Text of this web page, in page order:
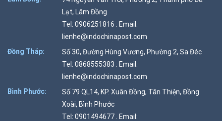
Lạt, Lâm Đồng
Tel: 0906251816 . Email:
lienhe@indochinapost.com
Đồng Tháp:
Số 30, Đường Hùng Vương, Phường 2, Sa Đéc
Tel: 0868555383 . Email:
lienhe@indochinapost.com
Bình Phước:
Số 79 QL14, KP. Xuân Đồng, Tân Thiện, Đồng
Xoài, Bình Phước
Tel: 0901494677 . Email: